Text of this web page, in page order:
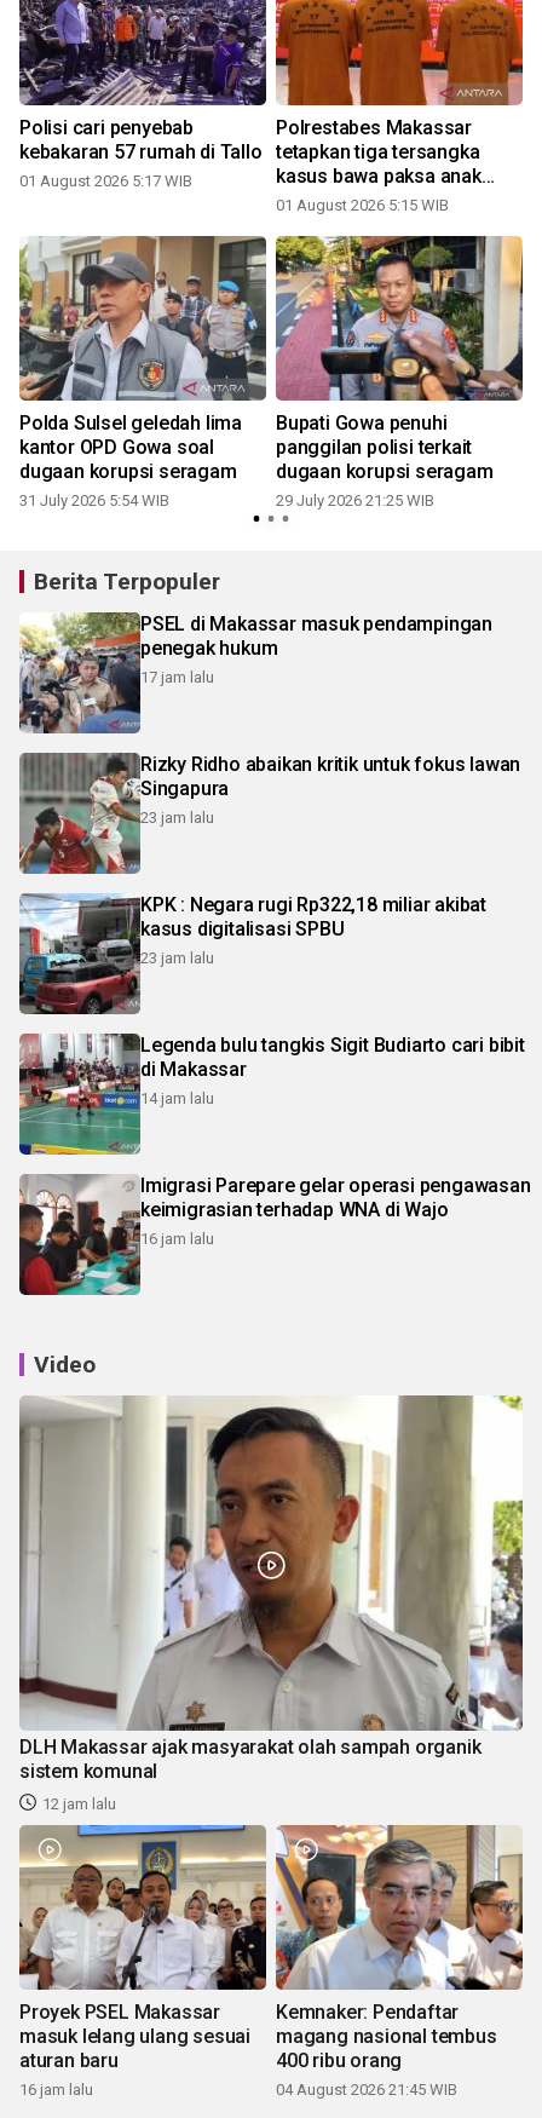
Polisi cari penyebab
kebakaran 57 rumah di Tallo
01 August 2026 5:17 WIB
Polrestabes Makassar
tetapkan tiga tersangka
kasus bawa paksa anak
balita
01 August 2026 5:15 WIB
Polda Sulsel geledah lima
kantor OPD Gowa soal
dugaan korupsi seragam
31 July 2026 5:54 WIB
Bupati Gowa penuhi
panggilan polisi terkait
dugaan korupsi seragam
29 July 2026 21:25 WIB
Berita Terpopuler
PSEL di Makassar masuk pendampingan
penegak hukum
17 jam lalu
Rizky Ridho abaikan kritik untuk fokus lawan
Singapura
23 jam lalu
KPK : Negara rugi Rp322,18 miliar akibat
kasus digitalisasi SPBU
23 jam lalu
Legenda bulu tangkis Sigit Budiarto cari bibit
di Makassar
14 jam lalu
Imigrasi Parepare gelar operasi pengawasan
keimigrasian terhadap WNA di Wajo
16 jam lalu
Video
DLH Makassar ajak masyarakat olah sampah organik
sistem komunal
12 jam lalu
Proyek PSEL Makassar
masuk lelang ulang sesuai
aturan baru
16 jam lalu
Kemnaker: Pendaftar
magang nasional tembus
400 ribu orang
04 August 2026 21:45 WIB